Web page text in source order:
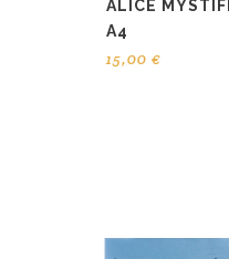
ALICE
A4
15,00 €